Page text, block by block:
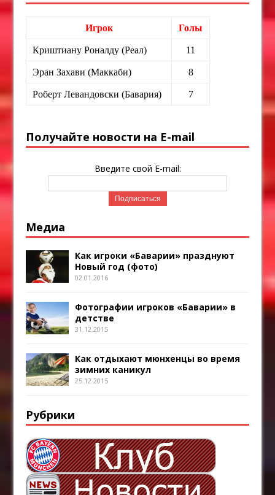
Игрок Голы
Криштиану Роналду (Реал) 11
Эран Захави (Маккаби) 8
Роберт Левандовски (Бавария) 7
Получайте новости на E-mail
Введите свой E-mail:
Медиа
Как игроки «Баварии» празднуют
Новый год (фото)
02.01.2016
Фотографии игроков «Баварии» в
детстве
31.12.2015
Как отдыхают мюнхенцы во время
зимних каникул
25.12.2015
Рубрики